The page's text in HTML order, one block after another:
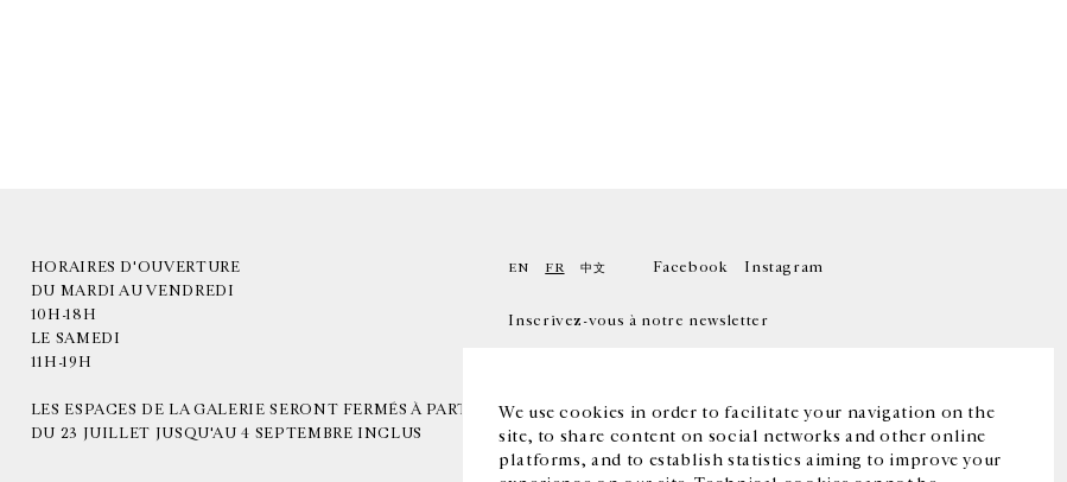
We use cookies in order to facilitate your navigation on the
site, to share content on social networks and other online
platforms, and to establish statistics aiming to improve your
HORAIRES D'OUVERTURE
DU MARDI AU VENDREDI
10H-18H
LE SAMEDI
11H-19H
LES ESPACES DE LA GALERIE SERONT FERMÉS À PARTIR
DU 23 JUILLET JUSQU'AU 4 SEPTEMBRE INCLUS
EN FR 中文 Facebook Instagram
Inscrivez-vous à notre newsletter